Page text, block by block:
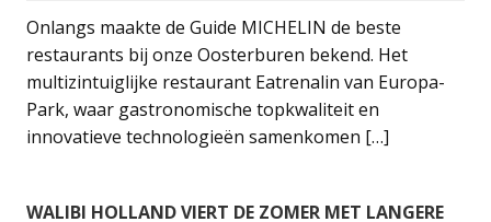
Onlangs maakte de Guide MICHELIN de beste
restaurants bij onze Oosterburen bekend. Het
multizintuiglijke restaurant Eatrenalin van Europa-
Park, waar gastronomische topkwaliteit en
innovatieve technologieën samenkomen […]
WALIBI HOLLAND VIERT DE ZOMER MET LANGERE